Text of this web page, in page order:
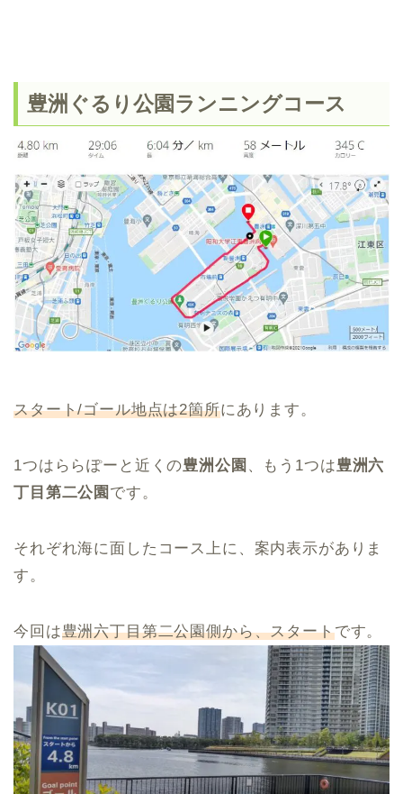
豊洲ぐるり公園ランニングコース
スタート/ゴール地点は2箇所にあります。
1つはららぽーと近くの豊洲公園 、もう1つは豊洲六
丁目第二公園 です。
それぞれ海に面したコース上に、案内表示がありま
す。
今回は豊洲六丁目第二公園側から、スタートです。